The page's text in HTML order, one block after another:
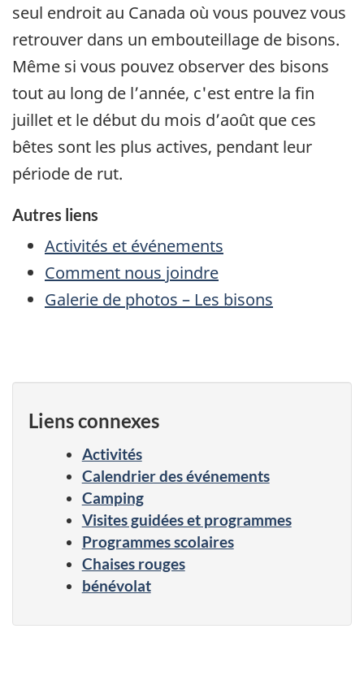
seul endroit au Canada où vous pouvez vous
retrouver dans un embouteillage de bisons.
Même si vous pouvez observer des bisons
tout au long de l’année, c'est entre la fin
juillet et le début du mois d’août que ces
bêtes sont les plus actives, pendant leur
période de rut.
Autres liens
Activités et événements
Comment nous joindre
Galerie de photos – Les bisons
Liens connexes
Activités
Calendrier des événements
Camping
Visites guidées et programmes
Programmes scolaires
Chaises rouges
bénévolat